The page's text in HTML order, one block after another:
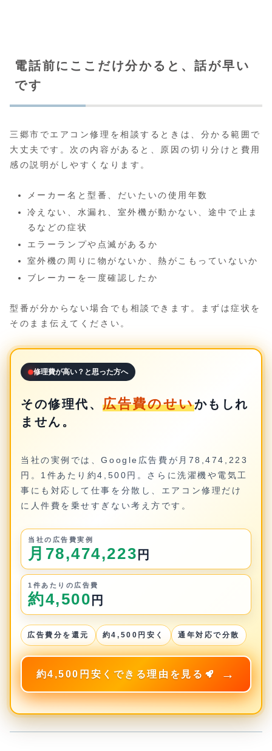
電話前にここだけ分かると、話が早い
です
三郷市でエアコン修理を相談するときは、分かる範囲で
大丈夫です。次の内容があると、原因の切り分けと費用
感の説明がしやすくなります。
メーカー名と型番、だいたいの使用年数
冷えない、水漏れ、室外機が動かない、途中で止ま
るなどの症状
エラーランプや点滅があるか
室外機の周りに物がないか、熱がこもっていないか
ブレーカーを一度確認したか
型番が分からない場合でも相談できます。まずは症状を
そのまま伝えてください。
修理費が高い？と思った方へ
その修理代、広告費のせいかもしれ
ません。
当社の実例では、Google広告費が月78,474,223
円。1件あたり約4,500円。さらに洗濯機や電気工
事にも対応して仕事を分散し、エアコン修理だけ
に人件費を乗せすぎない考え方です。
当社の広告費実例
月78,474,223 円
1件あたりの広告費
約4,500 円
広告費分を還元 約4,500円安く 通年対応で分散
約4,500円安くできる理由を見る